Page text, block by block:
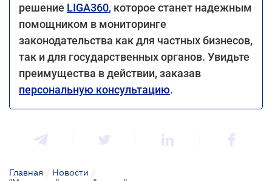
решение LIGA360, которое станет надежным
помощником в мониторинге
законодательства как для частных бизнесов,
так и для государственных органов. Увидьте
преимущества в действии, заказав
персональную консультацию.
Главная / Новости /